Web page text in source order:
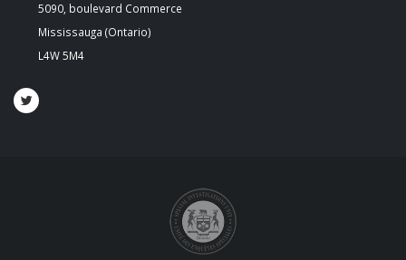
5090, boulevard Commerce
Mississauga (Ontario)
L4W 5M4